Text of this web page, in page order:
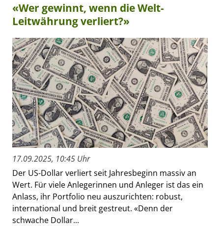
«Wer gewinnt, wenn die Welt-
Leitwährung verliert?»
17.09.2025, 10:45 Uhr
Der US-Dollar verliert seit Jahresbeginn massiv an
Wert. Für viele Anlegerinnen und Anleger ist das ein
Anlass, ihr Portfolio neu auszurichten: robust,
international und breit gestreut. «Denn der
schwache Dollar...